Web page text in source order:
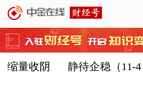
缩量收阴      静待企稳（11-4